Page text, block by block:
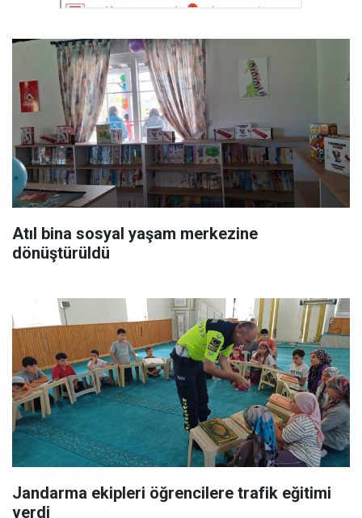
Atıl bina sosyal yaşam merkezine
dönüştürüldü
Jandarma ekipleri öğrencilere trafik eğitimi
verdi